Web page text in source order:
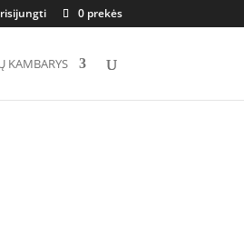
0 prekės
KAMBARYS